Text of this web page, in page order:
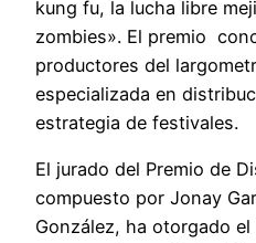
kung fu, la lucha libre
zombies». El premio
productores del
especializada en
estrategia de festivales.
El jurado del Premio de
compuesto por Jonay
González, ha otorgado